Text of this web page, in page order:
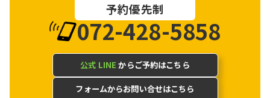
予約優先制
072-428-5858
公式 LINE からご予約はこちら
フォームからお問い合せはこちら